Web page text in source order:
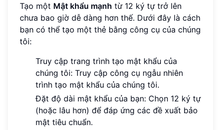
Tạo một Mật khẩu mạnh từ 12 ký tự trở lên
chưa bao giờ dễ dàng hơn thế. Dưới đây là cách
bạn có thể tạo một thẻ bằng công cụ của chúng
tôi:
Truy cập trang trình tạo mật khẩu của
chúng tôi: Truy cập công cụ ngẫu nhiên
trình tạo mật khẩu của chúng tôi.
Đặt độ dài mật khẩu của bạn: Chọn 12 ký tự
(hoặc lâu hơn) để đáp ứng các đề xuất bảo
mật tiêu chuẩn.